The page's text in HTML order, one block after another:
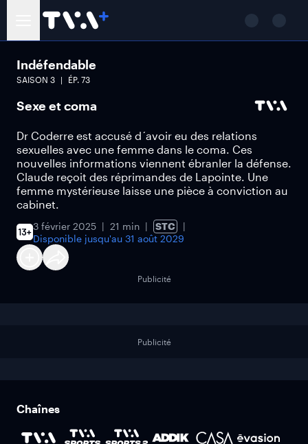
Indéfendable
SAISON 3 ÉP. 73
Sexe et coma
Dr Coderre est accusé d´avoir eu des relations
sexuelles avec une femme dans le coma. Ces
nouvelles informations viennent ébranler la défense.
Claude reçoit des réprimandes de Lapointe. Une
femme mystérieuse laisse une pièce à conviction au
cabinet.
3 février 2025 21 min
STC
Disponible jusqu'au 31 août 2029
Publicité
Publicité
Chaînes